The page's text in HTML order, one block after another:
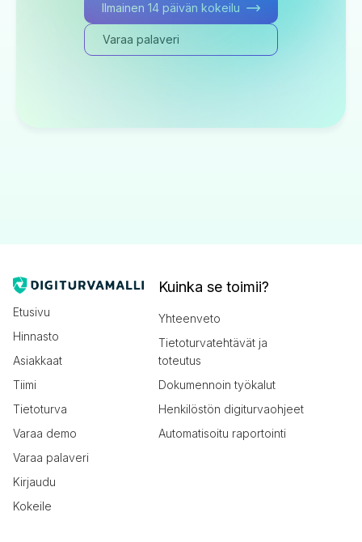
Ilmainen 14 päivän kokeilu
Varaa palaveri
Etusivu
Hinnasto
Asiakkaat
Tiimi
Tietoturva
Varaa demo
Varaa palaveri
Kirjaudu
Kokeile
Kuinka se toimii?
Yhteenveto
Tietoturvatehtävät ja
toteutus
Dokumennoin työkalut
Henkilöstön digiturvaohjeet
Automatisoitu raportointi